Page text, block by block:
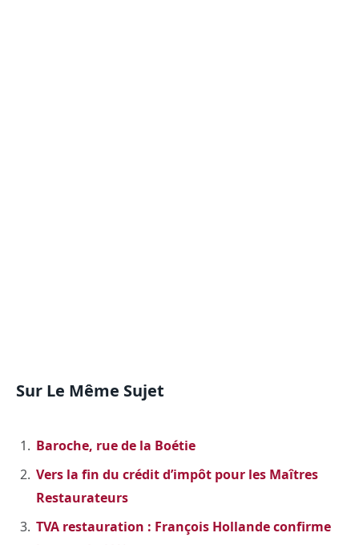
Sur Le Même Sujet
Baroche, rue de la Boétie
Vers la fin du crédit d’impôt pour les Maîtres
Restaurateurs
TVA restauration : François Hollande confirme